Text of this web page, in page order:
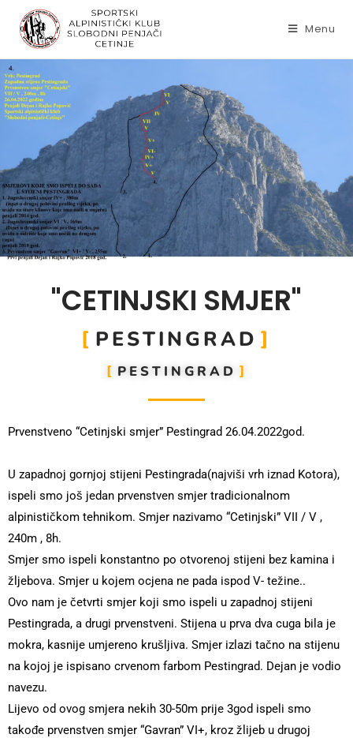
Menu
"CETINJSKI SMJER"
PESTINGRAD
PESTINGRAD
Prvenstveno “Cetinjski smjer” Pestingrad 26.04.2022god.
U zapadnoj gornjoj stijeni Pestingrada(najviši vrh iznad Kotora),
ispeli smo još jedan prvenstven smjer tradicionalnom
alpinističkom tehnikom. Smjer nazivamo “Cetinjski” VII / V ,
240m , 8h.
Smjer smo ispeli konstantno po otvorenoj stijeni bez kamina i
žljebova. Smjer u kojem ocjena ne pada ispod V- težine..
Ovo nam je četvrti smjer koji smo ispeli u zapadnoj stijeni
Pestingrada, a drugi prvenstveni. Stijena u prva dva cuga bila je
mokra, kasnije umjereno krušljiva. Smjer izlazi tačno na stijenu
na kojoj je ispisano crvenom farbom Pestingrad. Dejan je vodio
navezu.
Lijevo od ovog smjera nekih 30-50m prije 3god ispeli smo
takođe prvenstven smjer “Gavran” VI+, kroz žlijeb u drugoj